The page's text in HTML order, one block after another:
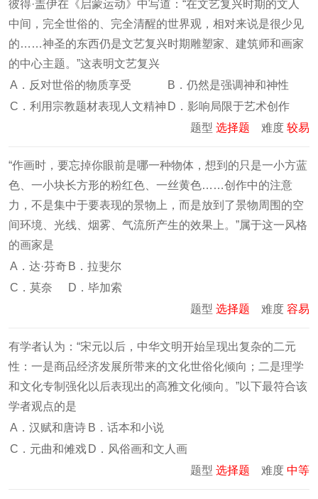
彼得·盖伊在《启蒙运动》中写道：“在文艺复兴时期的文人
中间，完全世俗的、完全清醒的世界观，相对来说是很少见
的……神圣的东西仍是文艺复兴时期雕塑家、建筑师和画家
的中心主题。”这表明文艺复兴
A．反对世俗的物质享受
B．仍然是强调神和神性
C．利用宗教题材表现人文精神 D．影响局限于艺术创作
题型 选择题 难度 较易
“作画时，要忘掉你眼前是哪一种物体，想到的只是一小方蓝
色、一小块长方形的粉红色、一丝黄色……创作中的注意
力，不是集中于要表现的景物上，而是放到了景物周围的空
间环境、光线、烟雾、气流所产生的效果上。”属于这一风格
的画家是
A．达·芬奇 B．拉斐尔
C．莫奈
D．毕加索
题型 选择题 难度 容易
有学者认为：“宋元以后，中华文明开始呈现出复杂的二元
性：一是商品经济发展所带来的文化世俗化倾向；二是理学
和文化专制强化以后表现出的高雅文化倾向。”以下最符合该
学者观点的是
A．汉赋和唐诗 B．话本和小说
C．元曲和傩戏 D．风俗画和文人画
题型 选择题 难度 中等